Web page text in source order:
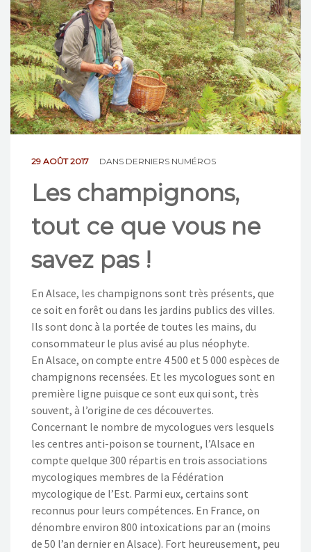
LA CCA-GE
NOS ACTIONS
CONTACT
29 AOÛT 2017 DANS DERNIERS NUMÉROS
Les champignons,
tout ce que vous ne
savez pas !
En Alsace, les champignons sont très présents, que
ce soit en forêt ou dans les jardins publics des villes.
Ils sont donc à la portée de toutes les mains, du
consommateur le plus avisé au plus néophyte.
En Alsace, on compte entre 4 500 et 5 000 espèces de
champignons recensées. Et les mycologues sont en
première ligne puisque ce sont eux qui sont, très
souvent, à l’origine de ces découvertes.
Concernant le nombre de mycologues vers lesquels
les centres anti-poison se tournent, l’Alsace en
compte quelque 300 répartis en trois associations
mycologiques membres de la Fédération
mycologique de l’Est. Parmi eux, certains sont
reconnus pour leurs compétences. En France, on
dénombre environ 800 intoxications par an (moins
de 50 l’an dernier en Alsace). Fort heureusement, peu